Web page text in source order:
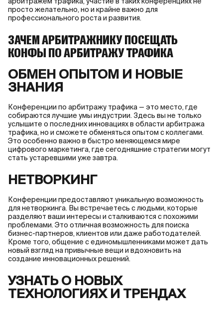
просто желательно, но и крайне важно для
профессионального роста и развития.
ЗАЧЕМ АРБИТРАЖНИКУ ПОСЕЩАТЬ
КОНФЫ ПО АРБИТРАЖУ ТРАФИКА
ОБМЕН ОПЫТОМ И НОВЫЕ
ЗНАНИЯ
Конференции по арбитражу трафика — это место, где
собираются лучшие умы индустрии. Здесь вы не только
услышите о последних инновациях в области арбитража
трафика, но и сможете обменяться опытом с коллегами.
Это особенно важно в быстро меняющемся мире
цифрового маркетинга, где сегодняшние стратегии могут
стать устаревшими уже завтра.
НЕТВОРКИНГ
Конференции предоставляют уникальную возможность
для нетворкинга. Вы встречаетесь с людьми, которые
разделяют ваши интересы и сталкиваются с похожими
проблемами. Это отличная возможность для поиска
бизнес-партнеров, клиентов или даже работодателей.
Кроме того, общение с единомышленниками может дать
новый взгляд на привычные вещи и вдохновить на
создание инновационных решений.
УЗНАТЬ О НОВЫХ
ТЕХНОЛОГИЯХ И ТРЕНДАХ